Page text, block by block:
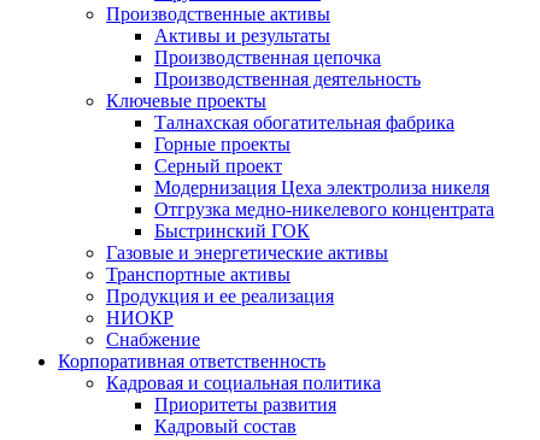
Производственные активы
Активы и результаты
Производственная цепочка
Производственная деятельность
Ключевые проекты
Талнахская обогатительная фабрика
Горные проекты
Серный проект
Модернизация Цеха электролиза никеля
Отгрузка медно-никелевого концентрата
Быстринский ГОК
Газовые и энергетические активы
Транспортные активы
Продукция и ее реализация
НИОКР
Снабжение
Корпоративная ответственность
Кадровая и социальная политика
Приоритеты развития
Кадровый состав